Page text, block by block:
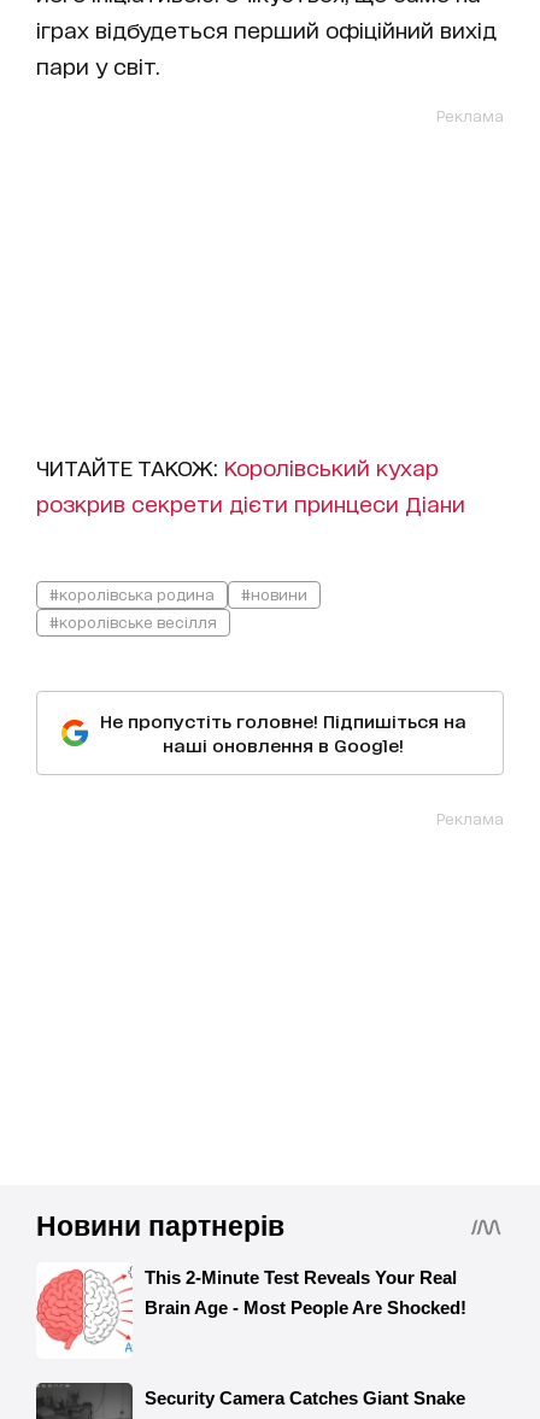
іграх відбудеться перший офіційний вихід
пари у світ.
Реклама
ЧИТАЙТЕ ТАКОЖ: Королівський кухар
розкрив секрети дієти принцеси Діани
#королівська родина
#новини
#королівське весілля
Не пропустіть головне! Підпишіться на
наші оновлення в Google!
Реклама